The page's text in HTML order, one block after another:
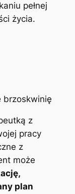
pełnej
życia.
z
pracy
z
może
plan